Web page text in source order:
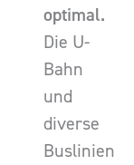
optimal.
Die U-
Bahn
und
diverse
Buslinien